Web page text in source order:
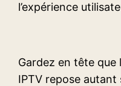
l’expérience
Gardez en tête que
IPTV repose